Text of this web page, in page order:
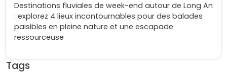
Tags
Destinations fluviales de week-end autour de Long An
: explorez 4 lieux incontournables pour des balades
paisibles en pleine nature et une escapade
ressourceuse